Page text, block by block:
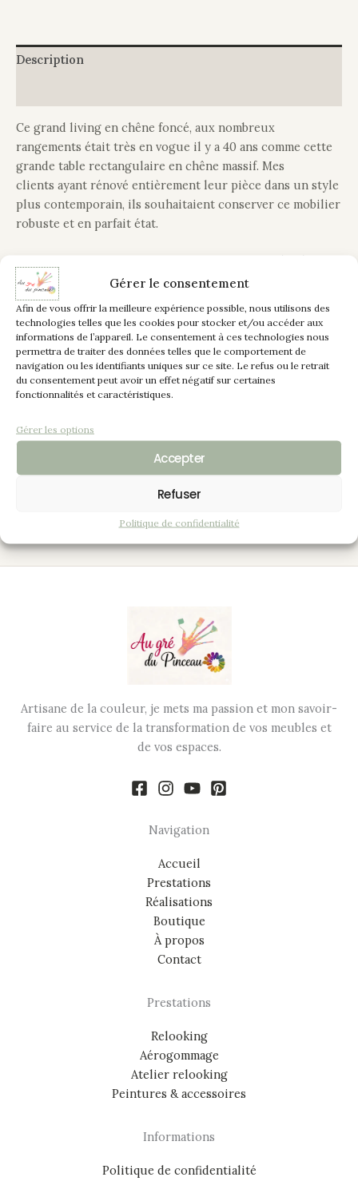
Gérer le consentement
Afin de vous offrir la meilleure expérience possible, nous utilisons des
technologies telles que les cookies pour stocker et/ou accéder aux
informations de l’appareil. Le consentement à ces technologies nous
permettra de traiter des données telles que le comportement de
navigation ou les identifiants uniques sur ce site. Le refus ou le retrait
du consentement peut avoir un effet négatif sur certaines
fonctionnalités et caractéristiques.
Gérer les options
Accepter
Refuser
Politique de confidentialité
Description
Ce grand living en chêne foncé, aux nombreux
rangements était très en vogue il y a 40 ans comme cette
grande table rectangulaire en chêne massif. Mes
clients ayant rénové entièrement leur pièce dans un style
plus contemporain, ils souhaitaient conserver ce mobilier
robuste et en parfait état.
Seconde vie retrouvée pour ce bel ensemble grâce à ses
nouvelles teintes lumineuses et tendances, couleur
“craie” pour l’ensemble du living, les pieds et pourtour
de la table, excepté les plateaux et corniche de teinte
“corde” patine craie de type céruse.
Mise en valeur des arêtes, contours portes, ferrures…,
relief renforcé par touche essuyée de patine marron.
Une finition vernis satiné sublime et assure une
protection optimale des meubles.
Mobilier au style très actuel et élégant, les chaises de
Artisane de la couleur, je mets ma passion et mon savoir-
faire au service de la transformation de vos meubles et
de vos espaces.
Navigation
Accueil
Prestations
Réalisations
Boutique
À propos
Contact
Prestations
Relooking
Aérogommage
Atelier relooking
Peintures & accessoires
Informations
Politique de confidentialité